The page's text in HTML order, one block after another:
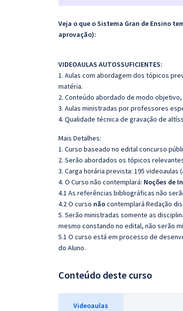
Veja o que o Sistema Gran de Ensino
aprovação):
VIDEOAULAS AUTOSSUFICIENTES:
1. Aulas com abordagem dos tópicos
matéria.
2. Conteúdo abordado de modo
3. Aulas ministradas por professores
4. Qualidade técnica de gravação de
Mais Detalhes:
1. Curso baseado no edital concurso
2. Serão abordados os tópicos
3. Carga horária prevista: 195 videoaulas
4. O Curso não contemplará: Noções de
4.1 As referências bibliográficas não
4.2 O curso nãocontemplará Redação
5. Serão ministradas somente as
mesmo constando no edital, não serão
5.1 O curso está em processo de
do Aluno.
Conteúdo deste curso
Videoaulas